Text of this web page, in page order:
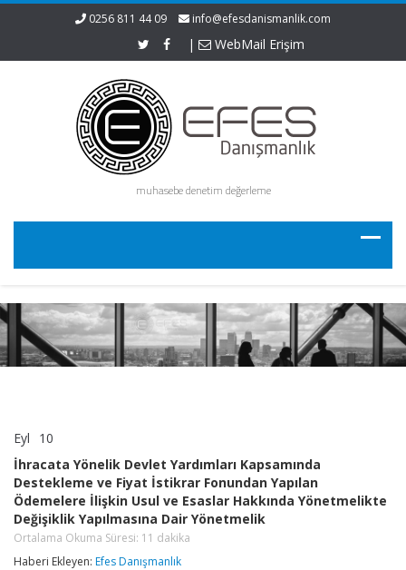
0256 811 44 09 info@efesdanismanlik.com
| WebMail Erişim
muhasebe denetim değerleme
Eyl 10
Devlet
Yardımları
Kapsamında
Destekleme
ve
Fiyat
İstikrar
İhracata Yönelik Devlet Yardımları Kapsamında
Destekleme ve Fiyat İstikrar Fonundan Yapılan
Ödemelere İlişkin Usul ve Esaslar Hakkında Yönetmelikte
Değişiklik Yapılmasına Dair Yönetmelik
Ortalama Okuma Süresi: 11 dakika
Haberi Ekleyen: Efes Danışmanlık